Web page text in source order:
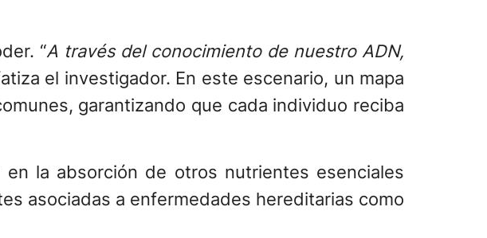
“A través del conocimiento de nuestro ADN,
el investigador. En este escenario, un mapa
garantizando que cada individuo reciba
la absorción de otros nutrientes esenciales
asociadas a enfermedades hereditarias como